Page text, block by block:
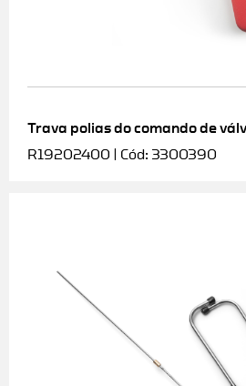
Trava polias do comando de
R19202400 | Cód: 3300390